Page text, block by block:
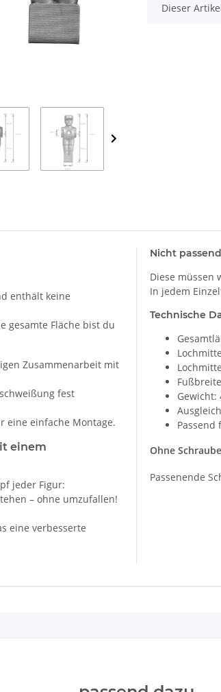
x
Dieser
enthält keine
gesamte Fläche bist du
Zusammenarbeit mit
fest
eine einfache Montage.
einem
jeder Figur:
– ohne umzufallen!
eine verbesserte
Nicht
Diese müssen
In jedem
Technische
Gewicht:
Passend
Ohne
Passenende